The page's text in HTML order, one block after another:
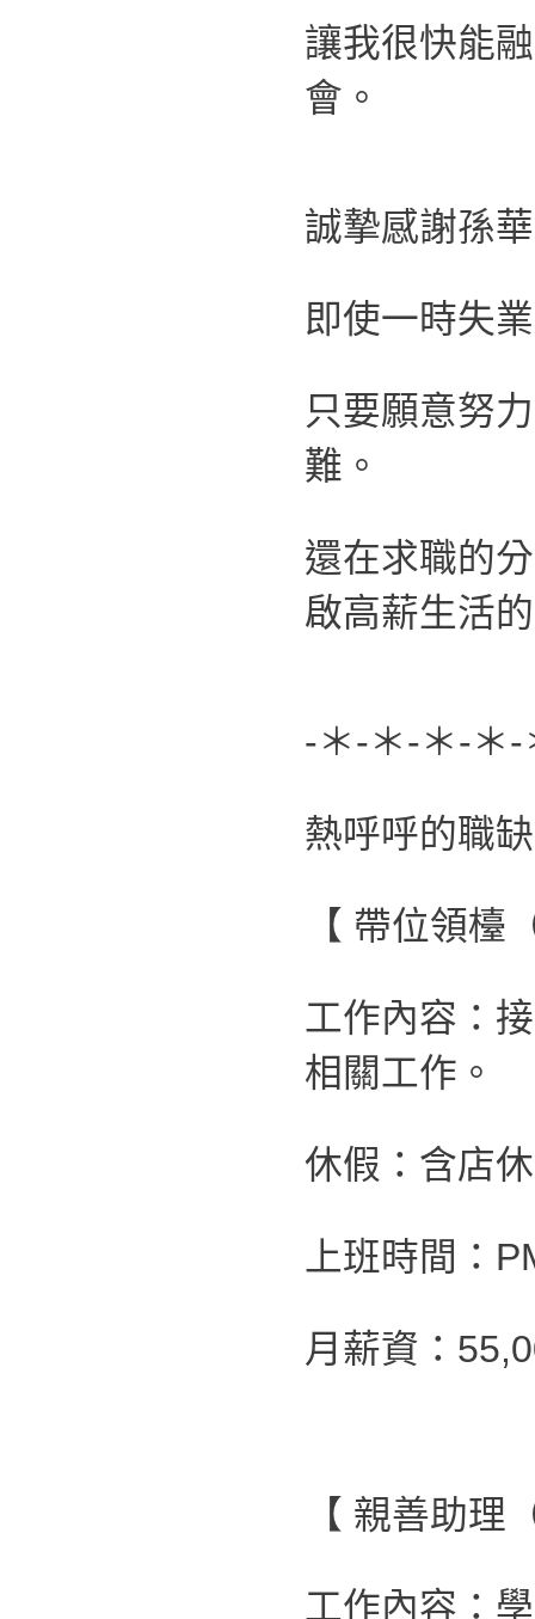
讓我很快能
會。
誠摯感謝孫
即使一時失
只要願意努
難。
還在求職的
啟高薪生活
-＊-＊-＊-＊
熱呼呼的職
【 帶位領檯
工作內容：
相關工作。
休假：含店
上班時間：
月薪資：
【 親善助理
工作內容：